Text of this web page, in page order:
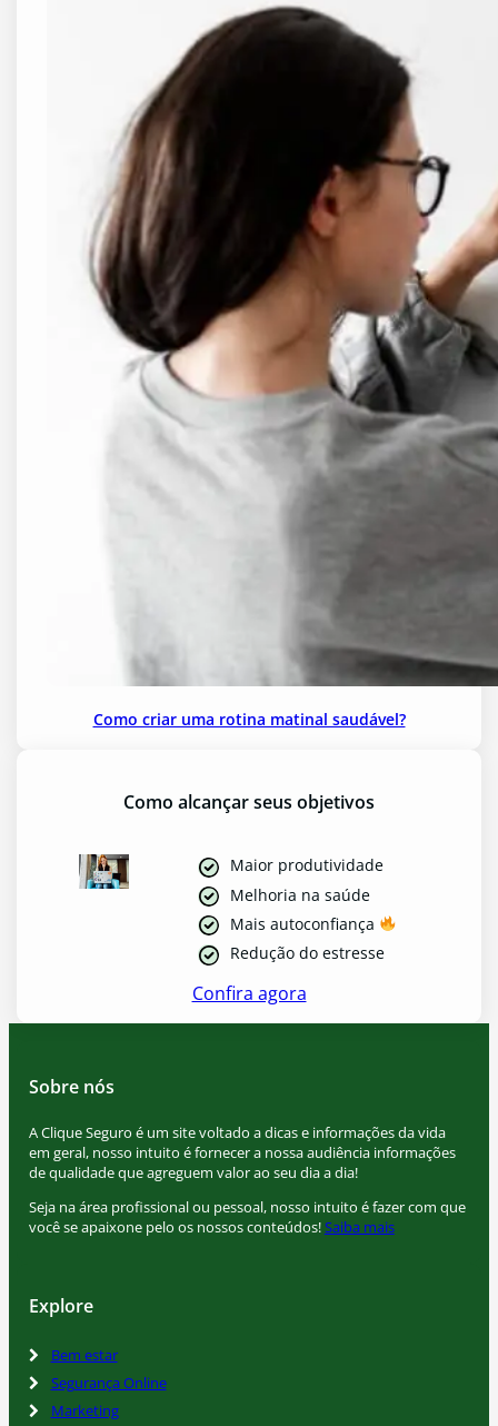
Como criar uma rotina matinal saudável?
Como alcançar seus objetivos
Maior produtividade
Melhoria na saúde
Mais autoconfiança
Redução do estresse
Confira agora
Sobre nós
A Clique Seguro é um site voltado a dicas e informações da vida
em geral, nosso intuito é fornecer a nossa audiência informações
de qualidade que agreguem valor ao seu dia a dia!
Seja na área profissional ou pessoal, nosso intuito é fazer com que
você se apaixone pelo os nossos conteúdos!Saiba mais
Explore
Bem estar
Segurança Online
Marketing